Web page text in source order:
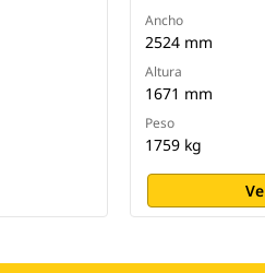
Ancho
2524 mm
Altura
1671 mm
Peso
1759 kg